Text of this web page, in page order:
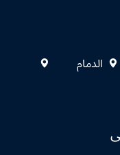
الدمام